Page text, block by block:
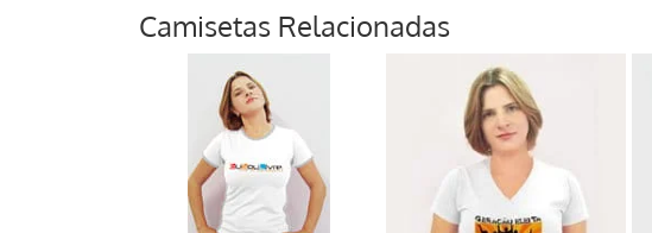
Camisetas Relacionadas